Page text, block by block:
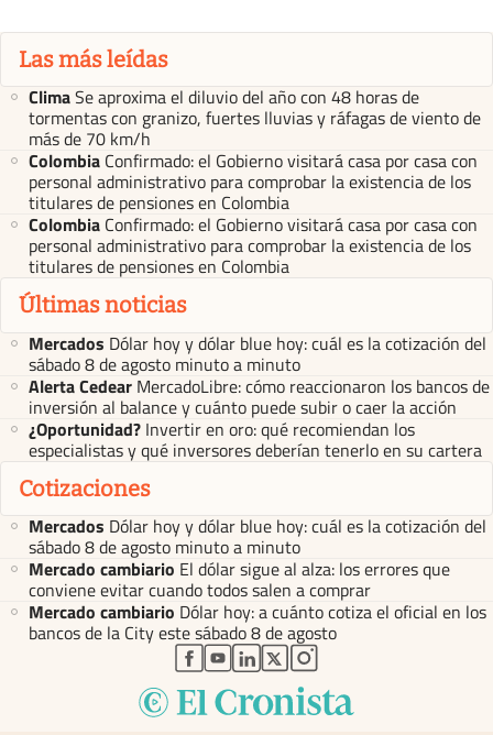
Las más leídas
ClimaSe aproxima el diluvio del año con 48 horas de
tormentas con granizo, fuertes lluvias y ráfagas de viento de
más de 70 km/h
Colombia Confirmado: el Gobierno visitará casa por casa con
personal administrativo para comprobar la existencia de los
titulares de pensiones en Colombia
Colombia Confirmado: el Gobierno visitará casa por casa con
personal administrativo para comprobar la existencia de los
titulares de pensiones en Colombia
Últimas noticias
Mercados Dólar hoy y dólar blue hoy: cuál es la cotización del
sábado 8 de agosto minuto a minuto
Alerta Cedear MercadoLibre: cómo reaccionaron los bancos de
inversión al balance y cuánto puede subir o caer la acción
¿Oportunidad? Invertir en oro: qué recomiendan los
especialistas y qué inversores deberían tenerlo en su cartera
Cotizaciones
Mercados Dólar hoy y dólar blue hoy: cuál es la cotización del
sábado 8 de agosto minuto a minuto
Mercado cambiario El dólar sigue al alza: los errores que
conviene evitar cuando todos salen a comprar
Mercado cambiario Dólar hoy: a cuánto cotiza el oficial en los
bancos de la City este sábado 8 de agosto
abre en nueva pestaña
abre en nueva pestaña
abre en nueva pestaña
abre en nueva pestaña
abre en nueva pestaña